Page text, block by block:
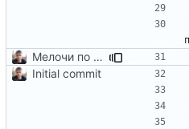
Мелочи по сборке и README
Initial commit